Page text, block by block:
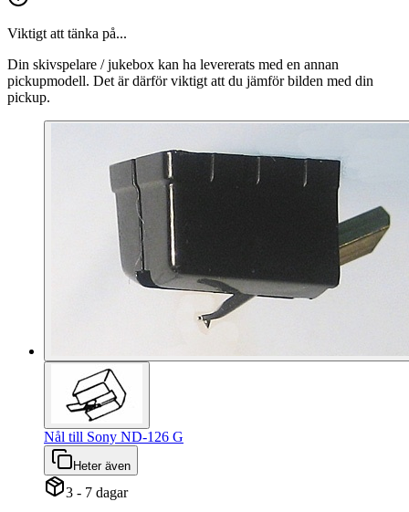
Viktigt att tänka på...
Din skivspelare / jukebox kan ha levererats med en annan
pickupmodell. Det är därför viktigt att du jämför bilden med din
pickup.
Nål till Sony ND-126 G
Heter även
3 - 7 dagar